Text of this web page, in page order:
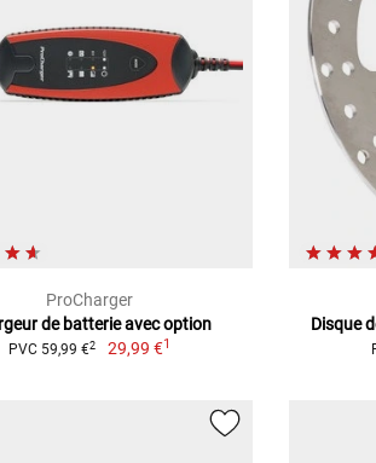
ProCharger
de batterie avec option
PVC 59,99 €2 29,99 €1
Disque